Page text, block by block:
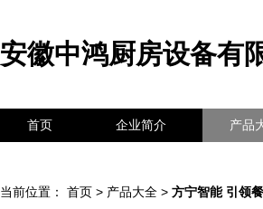
安徽中鸿厨房设备有
首页 企业简介 产品
当前位置： 首页 > 产品大全 > 方宁智能 引领